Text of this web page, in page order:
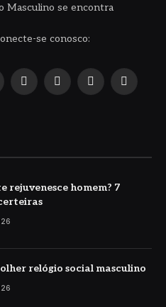
Masculino se encontra
se conosco:
LinkedInWhatsApp
Reddit TikTok
rejuvenesce homem? 7
relógio social masculino